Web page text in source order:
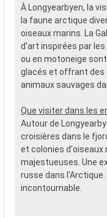
À Longyearbyen, la
la faune arctique
oiseaux marins. La
d'art inspirées par
ou en motoneige
glacés et offrant des
animaux sauvages
Que visiter dans les
Autour de
croisières dans le
et colonies d'oiseaux
majestueuses. Une
russe dans
incontournable.